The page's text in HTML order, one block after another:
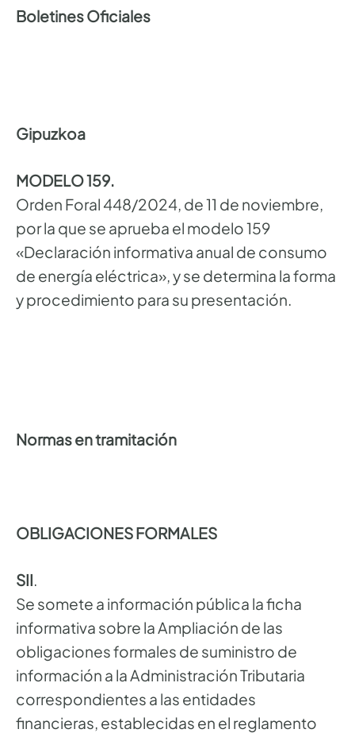
Boletines Oficiales
Gipuzkoa
MODELO 159.
Orden Foral 448/2024, de 11 de noviembre,
por la que se aprueba el modelo 159
«Declaración informativa anual de consumo
de energía eléctrica», y se determina la forma
y procedimiento para su presentación.
Normas en tramitación
OBLIGACIONES FORMALES
SII
Se somete a información pública la ficha
informativa sobre la Ampliación de las
obligaciones formales de suministro de
información a la Administración Tributaria
correspondientes a las entidades
financieras, establecidas en el reglamento